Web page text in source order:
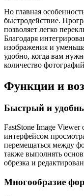
Но главная
быстродействие.
позволяет легко
Благодаря
изображения и
удобно, когда вам
количество
Функции и
Быстрый и
FastStone Image
интерфейсом
перемещаться между
также выполнять
обрезка и
Многообразие